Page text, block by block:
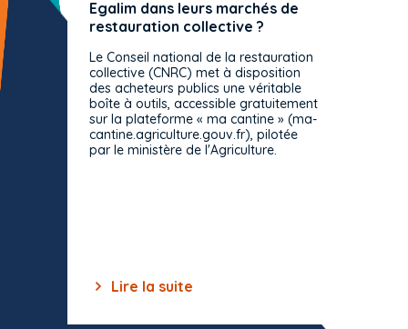
Egalim dans leurs marchés de
restauration collective ?
Le Conseil national de la restauration
collective (CNRC) met à disposition
des acheteurs publics une véritable
boîte à outils, accessible gratuitement
sur la plateforme « ma cantine » (ma-
cantine.agriculture.gouv.fr), pilotée
par le ministère de l'Agriculture.
Lire la suite